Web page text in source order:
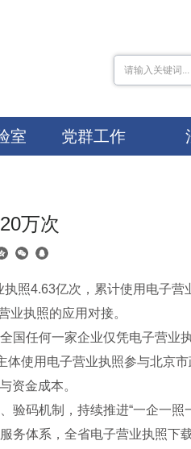
室 党群工作
万次
照4.63亿次，累计使用电子
执照的应用对接。
国任何一家企业仅凭电子营业
使用电子营业执照参与北京
资金成本。
码机制，持续推进“一企一照
务体系，全省电子营业执照下